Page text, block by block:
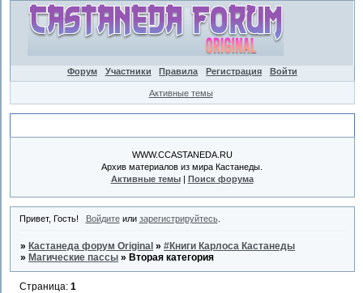
Форум Участники Правила Регистрация Войти
Активные темы
WWW.CCASTANEDA.RU
Архив материалов из мира Кастанеды.
Активные темы| Поиск форума
Привет, Гость! Войдитеили зарегистрируйтесь.
» Кастанеда форум Original »#Книги Карлоса Кастанеды
» Магические пассы » Вторая категория
Страница:1